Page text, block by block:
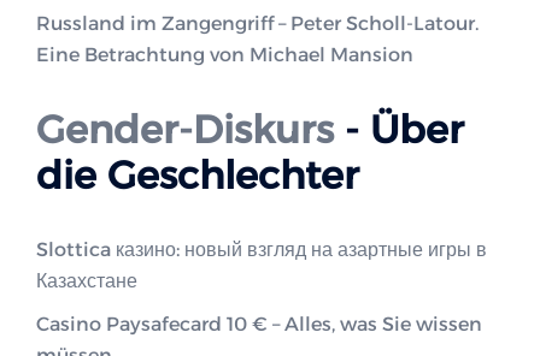
Russland im Zangengriff – Peter Scholl-Latour.
Eine Betrachtung von Michael Mansion
Gender-Diskurs- Über
die Geschlechter
Slottica казино: новый взгляд на азартные игры в
Казахстане
Casino Paysafecard 10 € – Alles, was Sie wissen